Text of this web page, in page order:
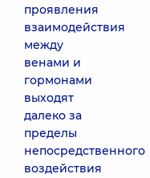
проявления
взаимодействия
между
венами и
гормонами
выходят
далеко за
пределы
непосредственного
воздействия